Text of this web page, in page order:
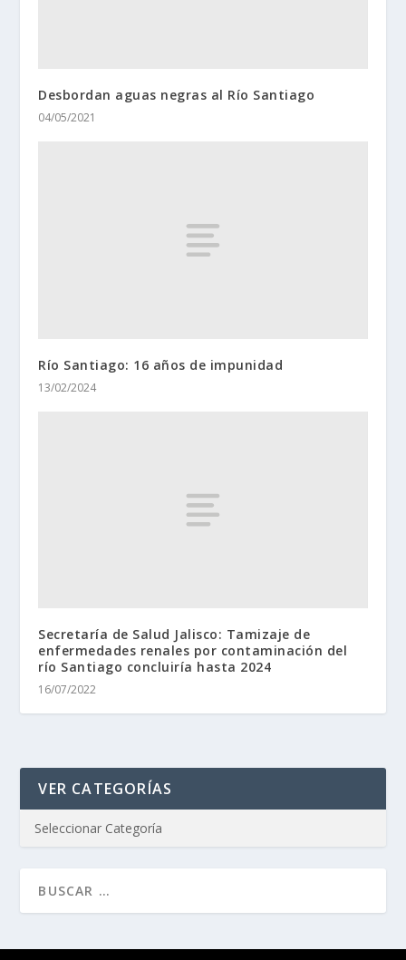
Desbordan aguas negras al Río Santiago
04/05/2021
Río Santiago: 16 años de impunidad
13/02/2024
Secretaría de Salud Jalisco: Tamizaje de
enfermedades renales por contaminación del
río Santiago concluiría hasta 2024
16/07/2022
VER CATEGORÍAS